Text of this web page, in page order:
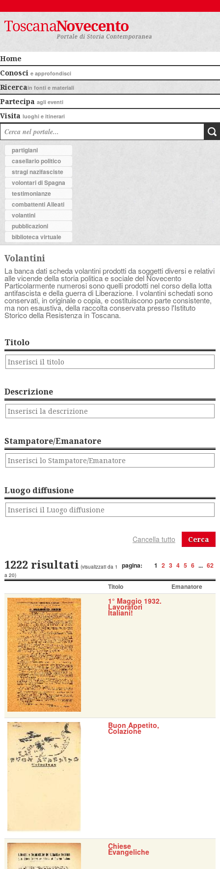
Home
Conosci e approfondisci
Ricercain fonti e materiali
Partecipa agli eventi
Visita luoghi e itinerari
partigiani
casellario politico
stragi nazifasciste
volontari di Spagna
testimonianze
combattenti Alleati
volantini
pubblicazioni
biblioteca virtuale
Volantini
La banca dati scheda volantini prodotti da soggetti diversi e relativi
alle vicende della storia politica e sociale del Novecento
Particolarmente numerosi sono quelli prodotti nel corso della lotta
antifascista e della guerra di Liberazione. I volantini schedati sono
conservati, in originale o copia, e costituiscono parte consistente,
ma non esaustiva, della raccolta conservata presso l'Istituto
Storico della Resistenza in Toscana.
Titolo
Descrizione
Stampatore/Emanatore
Luogo diffusione
Cerca
pagina: 1 2 3 4 5 6 ... 62
1222 risultati (visualizzati da 1
a 20)
Titolo Emanatore
1° Maggio 1932.
Lavoratori
Italiani!
Buon Appetito,
Colazione
Chiese
Evangeliche